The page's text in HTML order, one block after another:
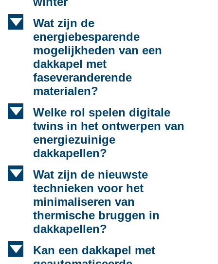
d
Wat zijn de
energiebesparende
mogelijkheden van een
dakkapel met
faseveranderende
materialen?
d
Welke rol spelen digitale
twins in het ontwerpen van
energiezuinige
dakkapellen?
d
Wat zijn de nieuwste
technieken voor het
minimaliseren van
thermische bruggen in
dakkapellen?
d
Kan een dakkapel met